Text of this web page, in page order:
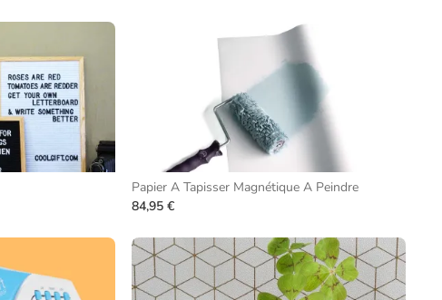
Papier A Tapisser Magnétique A Peindre
84,95 €